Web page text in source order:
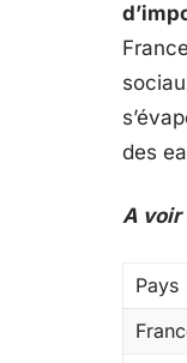
des
A voir
Pays